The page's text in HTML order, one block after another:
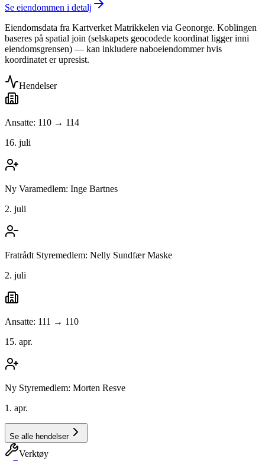
Se eiendommen i detalj
Eiendomsdata fra Kartverket Matrikkelen via Geonorge. Koblingen
baseres på spatial join (selskapets geocodede koordinat ligger inni
eiendomsgrensen) — kan inkludere naboeiendommer hvis
koordinatet er upresist.
Hendelser
Ansatte: 110 → 114
16. juli
Ny Varamedlem: Inge Bartnes
2. juli
Fratrådt Styremedlem: Nelly Sundfær Maske
2. juli
Ansatte: 111 → 110
15. apr.
Ny Styremedlem: Morten Resve
1. apr.
Se alle hendelser
Verktøy